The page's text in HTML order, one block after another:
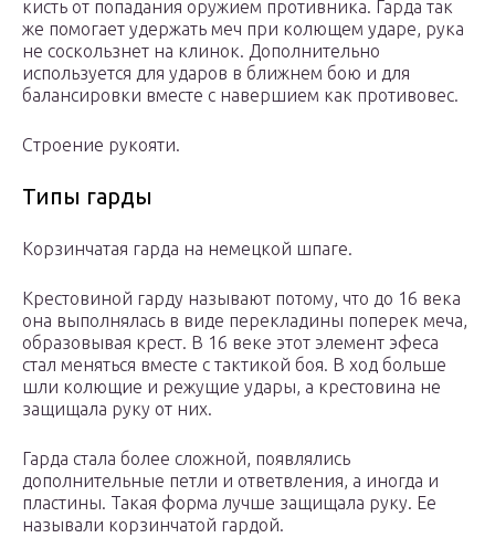
кисть от попадания оружием противника. Гарда так
же помогает удержать меч при колющем ударе, рука
не соскользнет на клинок. Дополнительно
используется для ударов в ближнем бою и для
балансировки вместе с навершием как противовес.
Строение рукояти.
Типы гарды
Корзинчатая гарда на немецкой шпаге.
Крестовиной гарду называют потому, что до 16 века
она выполнялась в виде перекладины поперек меча,
образовывая крест. В 16 веке этот элемент эфеса
стал меняться вместе с тактикой боя. В ход больше
шли колющие и режущие удары, а крестовина не
защищала руку от них.
Гарда стала более сложной, появлялись
дополнительные петли и ответвления, а иногда и
пластины. Такая форма лучше защищала руку. Ее
называли корзинчатой гардой.